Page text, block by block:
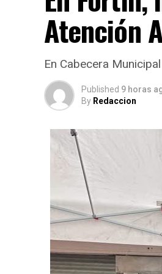
Atención
En Cabecera Municipal
Published 9 horas
By Redaccion